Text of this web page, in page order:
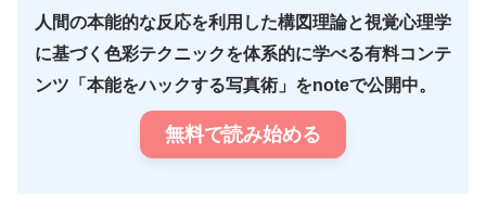
人間の本能的な反応を利用した構図理論と視覚心理学
に基づく色彩テクニックを体系的に学べる有料コンテ
ンツ「本能をハックする写真術」をnoteで公開中。
無料で読み始める